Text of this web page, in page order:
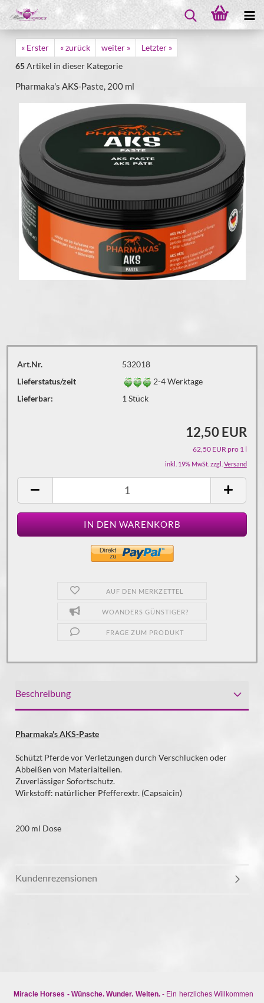
« Erster « zurück weiter »
Letzter »
65Artikel in dieser Kategorie
Pharmaka's AKS-Paste, 200 ml
Art.Nr.
532018
Lieferstatus/zeit
2-4 Werktage
Lieferbar:
1 Stück
12,50 EUR
62,50 EUR pro 1 l
inkl. 19% MwSt. zzgl. Versand
AUF DEN MERKZETTEL
WOANDERS GÜNSTIGER?
FRAGE ZUM PRODUKT
Beschreibung
Pharmaka's AKS-Paste
Schützt Pferde vor Verletzungen durch Verschlucken oder
Abbeißen von Materialteilen.
Zuverlässiger Sofortschutz.
Wirkstoff: natürlicher Pfefferextr. (Capsaicin)
200 ml Dose
Kundenrezensionen
Miracle Horses - Wünsche. Wunder. Welten.- Ein herzliches Willkommen